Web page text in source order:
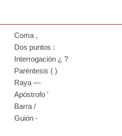
Coma ,
Dos puntos :
Interrogación ¿ ?
Paréntesis ( )
Raya —
Apóstrofo '
Barra /
Guión -